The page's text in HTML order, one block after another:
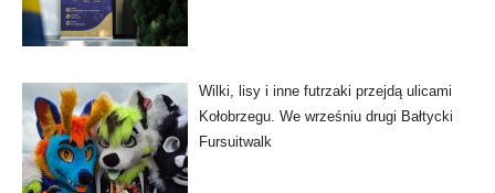
Wilki, lisy i inne futrzaki przejdą ulicami
Kołobrzegu. We wrześniu drugi Bałtycki
Fursuitwalk